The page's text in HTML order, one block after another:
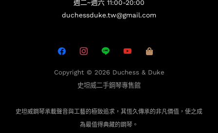
週二~週六 11:00-20:00
duchessduke.tw@gmail.com
Copyright © 2026 Duchess & Duke
史坦威二手鋼琴專售館
史坦威鋼琴承載聲音與工藝的極致追求，其恆久傳承的非凡價值，使之成
為最值得典藏的鋼琴。